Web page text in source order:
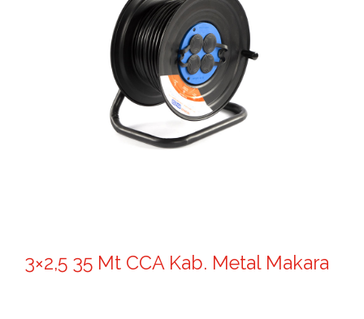
3×2,5 35 Mt CCA Kab. Metal Makara